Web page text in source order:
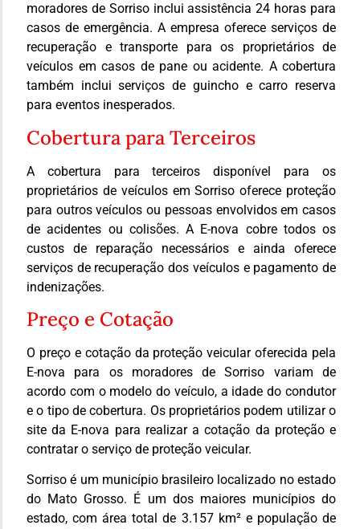
moradores de Sorriso inclui assistência 24 horas para
casos de emergência. A empresa oferece serviços de
recuperação e transporte para os proprietários de
veículos em casos de pane ou acidente. A cobertura
também inclui serviços de guincho e carro reserva
para eventos inesperados.
Cobertura para Terceiros
A cobertura para terceiros disponível para os
proprietários de veículos em Sorriso oferece proteção
para outros veículos ou pessoas envolvidos em casos
de acidentes ou colisões. A E-nova cobre todos os
custos de reparação necessários e ainda oferece
serviços de recuperação dos veículos e pagamento de
indenizações.
Preço e Cotação
O preço e cotação da proteção veicular oferecida pela
E-nova para os moradores de Sorriso variam de
acordo com o modelo do veículo, a idade do condutor
e o tipo de cobertura. Os proprietários podem utilizar o
site da E-nova para realizar a cotação da proteção e
contratar o serviço de proteção veicular.
Sorriso é um município brasileiro localizado no estado
do Mato Grosso. É um dos maiores municípios do
estado, com área total de 3.157 km² e população de